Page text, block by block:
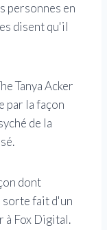
personnes en
disent qu'il
Tanya Acker
par la façon
de la
dont
sorte fait d'un
à Fox Digital.